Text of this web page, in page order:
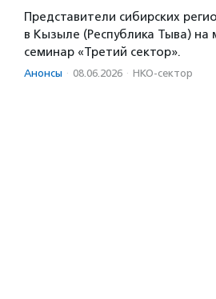
Представители сибирских
в Кызыле (Республика Тыва)
семинар «Третий сектор».
Анонсы · 08.06.2026 · НКО-сектор